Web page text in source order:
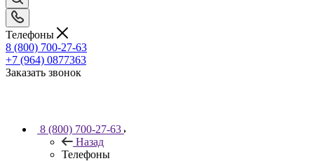
Телефоны
8 (800) 700-27-63
+7 (964) 0877363
Заказать звонок
8 (800) 700-27-63
Назад
Телефоны